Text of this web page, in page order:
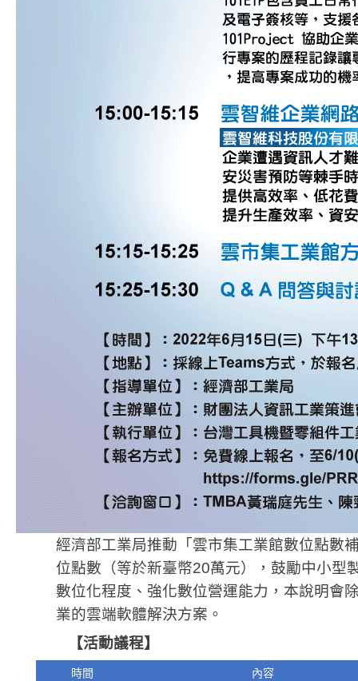
經濟部工業局推動「雲市集工業館數位點數
位點數（等於新臺幣20萬元），鼓勵中小型
數位化程度、強化數位營運能力，本說明會
業的雲端軟體解決方案。
【活動議程】
時間 內容